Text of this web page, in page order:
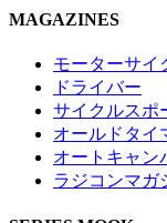
MAGAZINES
モーターサイ
ドライバー
サイクルスポ
オールドタイ
オートキャン
ラジコンマガ